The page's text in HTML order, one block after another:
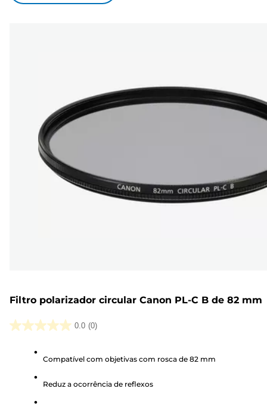
Filtro polarizador circular Canon PL-C B de 82 mm
0.0 (0)
0.0
estrelas.
Compatível com objetivas com rosca de 82 mm
Reduz a ocorrência de reflexos